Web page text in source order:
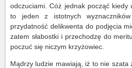
odczuciami. Cóż jednak począć kiedy
to jeden z istotnych
przydatność delikwenta do podjęcia
zatem słabostki i przechodzę do
poczuć się niczym krzyżowiec.
Mądrzy ludzie mawiają, iż to nie szata